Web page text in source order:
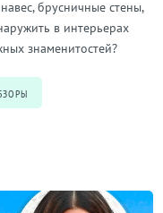
брусничные стены,
в интерьерах
знаменитостей?